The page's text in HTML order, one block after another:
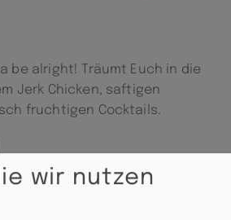
be alright! Träumt Euch in die
Jerk Chicken, saftigen
fruchtigen Cocktails.
wir nutzen